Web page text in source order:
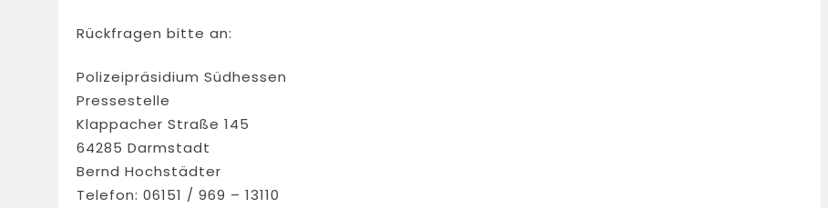
Rückfragen bitte an:
Polizeipräsidium Südhessen
Pressestelle
Klappacher Straße 145
64285 Darmstadt
Bernd Hochstädter
Telefon: 06151 / 969 – 13110